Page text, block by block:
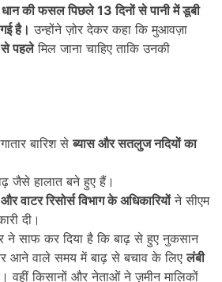
धान की फसल पिछले13 दिनों से पानी में डूबी
है। उन्होंने ज़ोर देकर कहा कि मुआवज़ा
से पहलेमिल जाना चाहिए ताकि उनकी
बारिश सेब्यास और सतलुज नदियों का
जैसे हालात बने हुए हैं।
वाटर रिसोर्स विभाग के अधिकारियोंने सीएम
दी।
ने साफ कर दिया है कि बाढ़ से हुए नुकसान
आने वाले समय में बाढ़ से बचाव के लिएलंबी
वहीं किसानों और नेताओं ने ज़मीन मालिकों